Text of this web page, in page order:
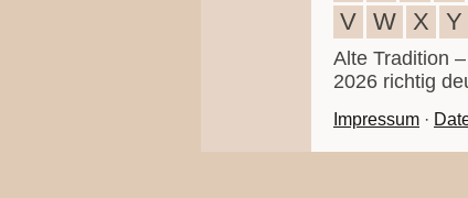
V W X Y
Alte Tradition
2026 richtig
Impressum ·